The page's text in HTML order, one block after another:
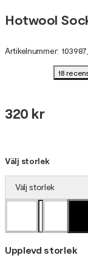
Hotwool
Artikelnummer: 103987
18
320 kr
Välj storlek
Välj storlek
Upplevd storlek